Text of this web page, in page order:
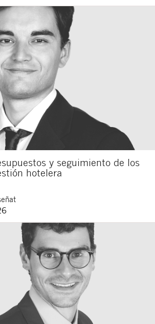
y seguimiento de los
hotelera